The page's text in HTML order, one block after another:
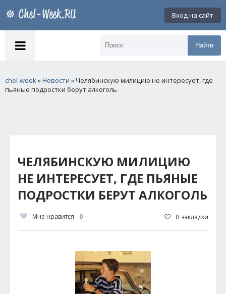
Вход на сайт
Найти
chel-week»Новости » Челябинскую милицию не интересует, где
пьяные подростки берут алкоголь
ЧЕЛЯБИНСКУЮ МИЛИЦИЮ
НЕ ИНТЕРЕСУЕТ, ГДЕ ПЬЯНЫЕ
ПОДРОСТКИ БЕРУТ АЛКОГОЛЬ
Мне нравится 0 В закладки